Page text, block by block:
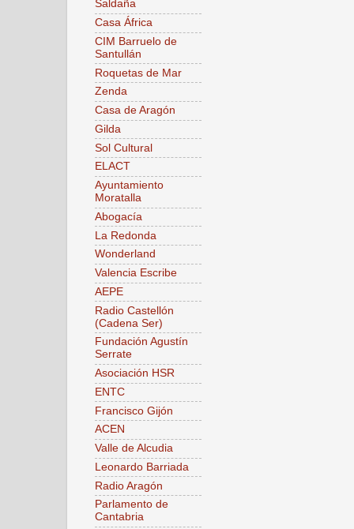
Saldaña
Casa África
CIM Barruelo de
Santullán
Roquetas de Mar
Zenda
Casa de Aragón
Gilda
Sol Cultural
ELACT
Ayuntamiento
Moratalla
Abogacía
La Redonda
Wonderland
Valencia Escribe
AEPE
Radio Castellón
(Cadena Ser)
Fundación Agustín
Serrate
Asociación HSR
ENTC
Francisco Gijón
ACEN
Valle de Alcudia
Leonardo Barriada
Radio Aragón
Parlamento de
Cantabria